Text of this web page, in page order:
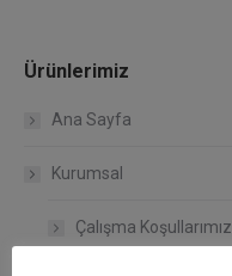
Ürünlerimiz
Ana Sayfa
Kurumsal
Çalışma Koşullarımız